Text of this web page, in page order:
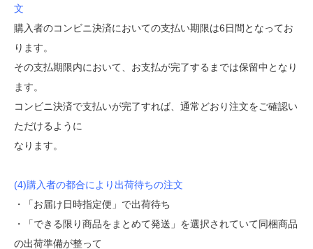
文
購入者のコンビニ決済においての支払い期限は6日間となってお
ります。
その支払期限内において、お支払が完了するまでは保留中となり
ます。
コンビニ決済で支払いが完了すれば、通常どおり注文をご確認い
ただけるように
なります。
(4)購入者の都合により出荷待ちの注文
・「お届け日時指定便」で出荷待ち
・「できる限り商品をまとめて発送」を選択されていて同梱商品
の出荷準備が整って